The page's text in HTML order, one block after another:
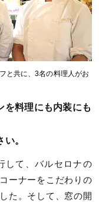
と共に、3名の料理人がお
を料理にも内装にも
。
して、バルセロナの
ーナーをこだわりの
た。そして、窓の開